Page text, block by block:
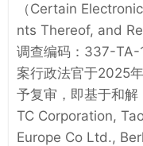
（Certain
nts Thereof, and
调查编码：337-TA-
案行政法官于2025
予复审，即基于和
TC Corporation,
Europe Co Ltd.,